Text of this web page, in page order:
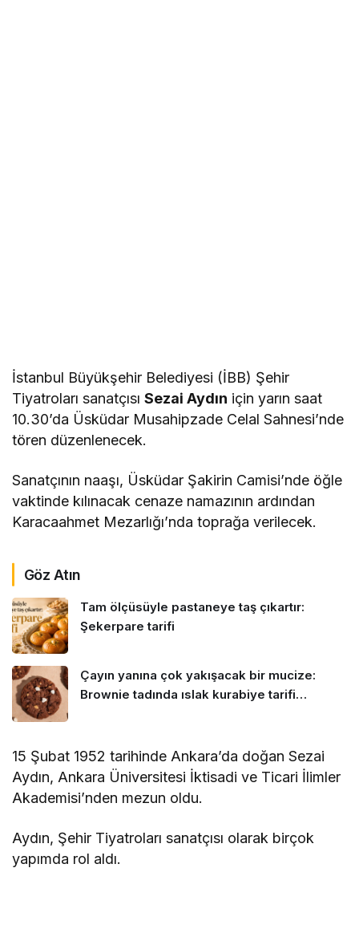
İstanbul Büyükşehir Belediyesi (İBB) Şehir
Tiyatroları sanatçısıSezai Aydın için yarın saat
10.30’da Üsküdar Musahipzade Celal Sahnesi’nde
tören düzenlenecek.
Sanatçının naaşı, Üsküdar Şakirin Camisi’nde öğle
vaktinde kılınacak cenaze namazının ardından
Karacaahmet Mezarlığı’nda toprağa verilecek.
Göz Atın
Tam ölçüsüyle pastaneye taş çıkartır:
Şekerpare tarifi
Çayın yanına çok yakışacak bir mucize:
Brownie tadında ıslak kurabiye tarifi…
15 Şubat 1952 tarihinde Ankara’da doğan Sezai
Aydın, Ankara Üniversitesi İktisadi ve Ticari İlimler
Akademisi’nden mezun oldu.
Aydın, Şehir Tiyatroları sanatçısı olarak birçok
yapımda rol aldı.